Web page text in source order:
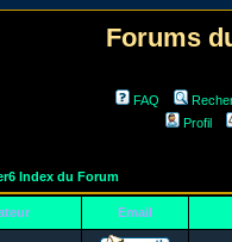
Forums
FAQ
Profil
Index du Forum
Email